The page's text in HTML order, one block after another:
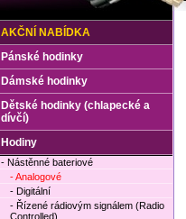
AKČNÍ NABÍDKA
Pánské hodinky
Dámské hodinky
Dětské hodinky (chlapecké a
dívčí)
Hodiny
- Nástěnné bateriové
- Analogové
- Digitální
- Řízené rádiovým signálem (Radio
Controlled)